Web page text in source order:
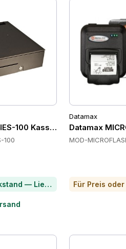
100 Kassenschubladen
100
Artikel im Rückstand — Lieferzeit per Chat erfragen
Datamax
Datamax
MOD-